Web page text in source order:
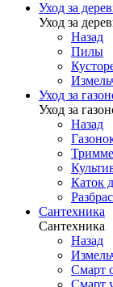
Уход за
Уход за
Назад
Пилы
Уход за
Уход за
Назад
Каток
Сантехника
Сантехника
Назад
Смарт
Смарт